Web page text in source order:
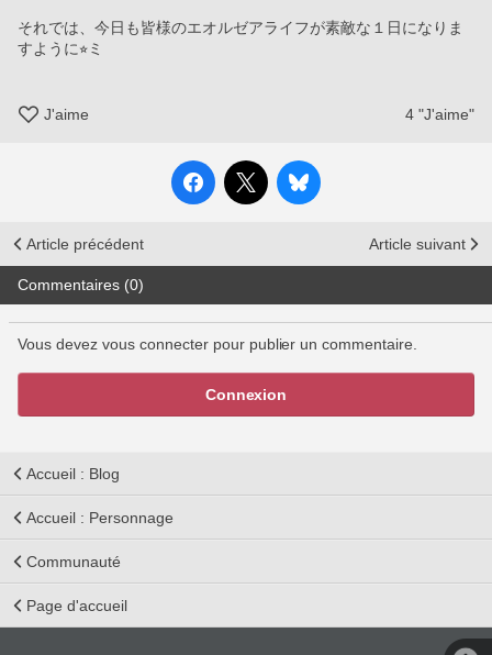
それでは、今日も皆様のエオルゼアライフが素敵な１日になりま
すように⭐︎ミ
J'aime 4 "J'aime"
Article précédent Article suivant
Commentaires (0)
Vous devez vous connecter pour publier un commentaire.
Connexion
Accueil : Blog
Accueil : Personnage
Communauté
Page d'accueil